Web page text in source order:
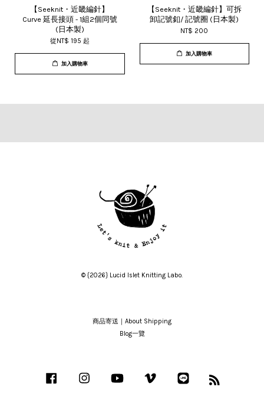
【Seeknit・近畿編針】
Curve 延長接頭 - 1組2個同號
(日本製)
從NT$ 195 起
加入購物車
【Seeknit・近畿編針】可拆
卸記號釦/ 記號圈 (日本製)
NT$ 200
加入購物車
© {2026} Lucid Islet Knitting Labo.
商品寄送｜About Shipping
Blog一覽
Facebook Instagram YouTube